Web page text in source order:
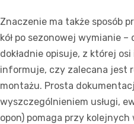
Znaczenie ma także sposób
kół po sezonowej wymianie
dokładnie opisuje, z której
informuje, czy zalecana jest
montażu. Prosta
wyszczególnieniem usługi,
opon) pomaga przy